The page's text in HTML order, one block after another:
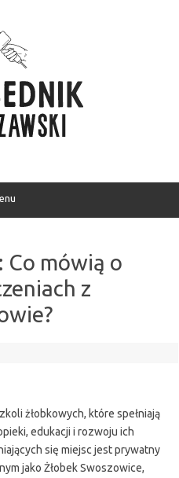
mówią o
z
żłobkowych, które spełniają
edukacji i rozwoju ich
się miejsc jest prywatny
jako Żłobek Swoszowice,